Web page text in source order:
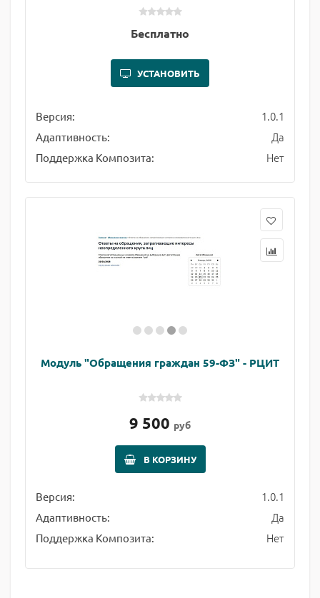
Бесплатно
УСТАНОВИТЬ
Версия: 1.0.1
Адаптивность: Да
Поддержка Композита: Нет
Модуль "Обращения граждан 59-ФЗ" - РЦИТ
9 500 руб
В КОРЗИНУ
Версия: 1.0.1
Адаптивность: Да
Поддержка Композита: Нет